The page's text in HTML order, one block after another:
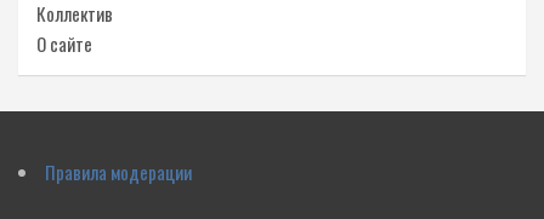
Коллектив
О сайте
Правила модерации